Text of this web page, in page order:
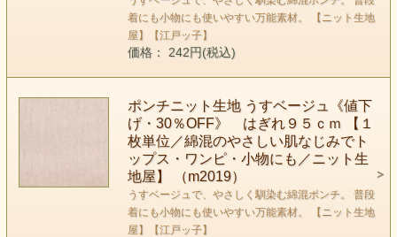
着にも小物にも使いやすい万能素材。 【ニット生地
屋】【江戸ッ子】
価格： 242円(税込)
ポンチニット生地 うすベージュ《値下
げ・30％OFF》 はぎれ９５ｃｍ 【１
枚単位／綿混のやさしい肌なじみでト
ップス・ワンピ・小物にも／ニット生
地屋】 （m2019）
うすベージュで、やさしく馴染む綿混ポンチ。 普段
着にも小物にも使いやすい万能素材。 【ニット生地
屋】【江戸ッ子】